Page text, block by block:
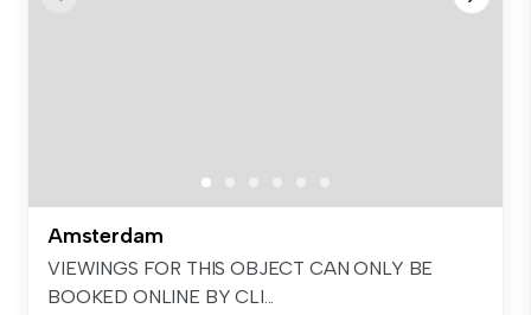
Amsterdam
VIEWINGS FOR THIS OBJECT CAN ONLY BE
BOOKED ONLINE BY CLI...